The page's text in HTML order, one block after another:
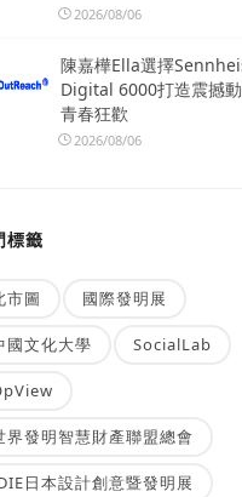
2026/08/06
陳嘉樺Ella選擇
Digital 6000打造震撼
青春狂歡
2026/08/06
標籤
市圖 國際發明展
國文化大學 SocialLab
界發明智慧財產聯盟總會
日本設計創意暨發明展